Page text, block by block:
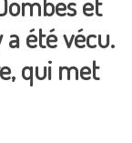
été vécu.
qui met